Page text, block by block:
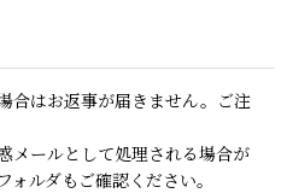
合はお返事が届きません。ご注
メールとして処理される場合が
ルダもご確認ください。